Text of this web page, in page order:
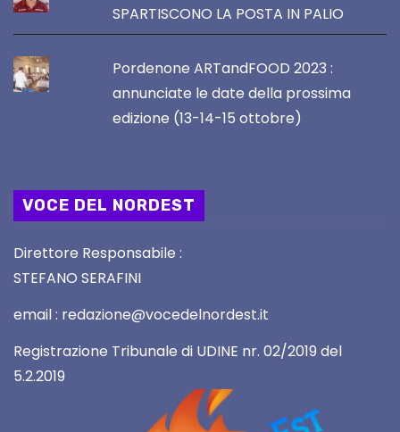
SPARTISCONO LA POSTA IN PALIO
Pordenone ARTandFOOD 2023 :
annunciate le date della prossima
edizione (13-14-15 ottobre)
VOCE DEL NORDEST
Direttore Responsabile :
STEFANO SERAFINI
email : redazione@vocedelnordest.it
Registrazione Tribunale di UDINE nr. 02/2019 del
5.2.2019